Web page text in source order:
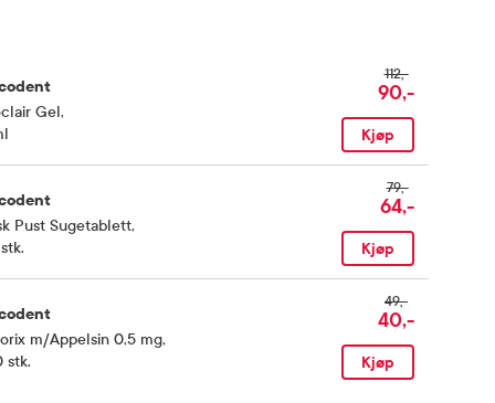
Gel,
112,-
90,-
Kjøp
Pust Sugetablett,
79,-
64,-
Kjøp
m/Appelsin 0,5 mg,
stk.
49,-
40,-
Kjøp